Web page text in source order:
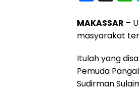
c
e
b
o
o
a
t
s
A
p
MAKASSAR –
masyarakat
Itulah yang
Pemuda
Sudirman